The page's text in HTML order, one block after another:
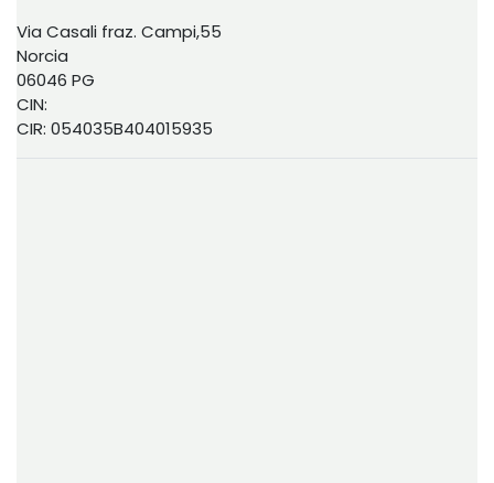
Via Casali fraz. Campi,55
Norcia
06046 PG
CIN:
CIR: 054035B404015935